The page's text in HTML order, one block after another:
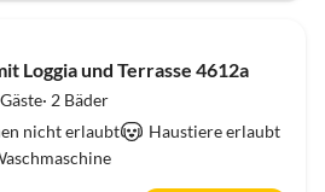
Loggia und Terrasse 4612a
2 Bäder
nicht erlaubt
Haustiere erlaubt